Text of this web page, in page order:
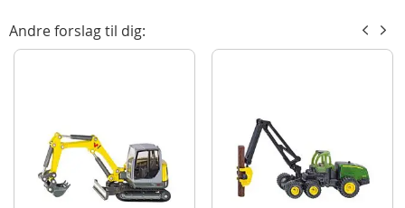
Detaljer:
Produktdetaljer
4006874019908
Andre forslag til dig: